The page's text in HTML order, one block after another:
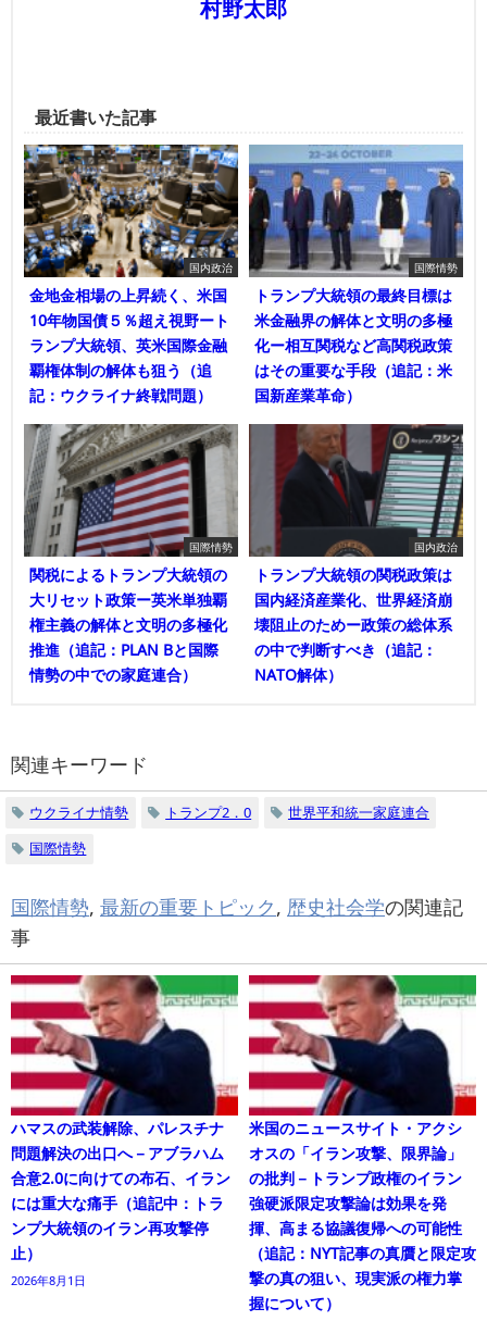
村野太郎
最近書いた記事
国内政治
金地金相場の上昇続く、米国
10年物国債５％超え視野ート
ランプ大統領、英米国際金融
覇権体制の解体も狙う（追
記：ウクライナ終戦問題）
国際情勢
トランプ大統領の最終目標は
米金融界の解体と文明の多極
化ー相互関税など高関税政策
はその重要な手段（追記：米
国新産業革命）
国際情勢
関税によるトランプ大統領の
大リセット政策ー英米単独覇
権主義の解体と文明の多極化
推進（追記：PLAN Bと国際
情勢の中での家庭連合）
国内政治
トランプ大統領の関税政策は
国内経済産業化、世界経済崩
壊阻止のためー政策の総体系
の中で判断すべき（追記：
NATO解体）
関連キーワード
ウクライナ情勢 トランプ2．0
世界平和統一家庭連合
国際情勢
国際情勢, 最新の重要トピック, 歴史社会学の関連記
事
ハマスの武装解除、パレスチナ
問題解決の出口へ－アブラハム
合意2.0に向けての布石、イラン
には重大な痛手（追記中：トラ
ンプ大統領のイラン再攻撃停
止）
2026年8月1日
米国のニュースサイト・アクシ
オスの「イラン攻撃、限界論」
の批判－トランプ政権のイラン
強硬派限定攻撃論は効果を発
揮、高まる協議復帰への可能性
（追記：NYT記事の真贋と限定攻
撃の真の狙い、現実派の権力掌
握について）